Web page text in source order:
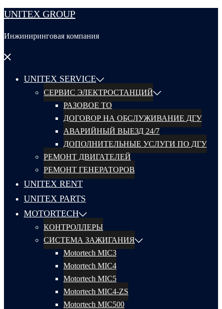
UNITEX GROUP
Инжиниринговая компания
Закрыть
UNITEX SERVICE
СЕРВИС ЭЛЕКТРОСТАНЦИЙ
РАЗОВОЕ ТО
ДОГОВОР НА ОБСЛУЖИВАНИЕ ДГУ
АВАРИЙНЫЙ ВЫЕЗД 24/7
ДОПОЛНИТЕЛЬНЫЕ УСЛУГИ ПО ДГУ
РЕМОНТ ДВИГАТЕЛЕЙ
РЕМОНТ ГЕНЕРАТОРОВ
UNITEX RENT
UNITEX PARTS
MOTORTECH
КОНТРОЛЛЕРЫ
СИСТЕМА ЗАЖИГАНИЯ
Motortech MIC3
Motortech MIC4
Motortech MIC5
Motortech MIC4-ZS
Motortech MIC500